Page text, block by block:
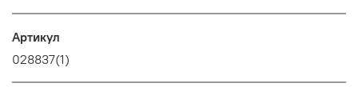
Артикул
028837(1)